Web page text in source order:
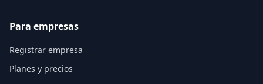
Para empresas
Registrar empresa
Planes y precios